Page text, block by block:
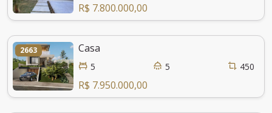
R$ 7.800.000,00
2663 Casa
5 5 450
R$ 7.950.000,00